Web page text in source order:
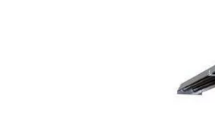
Ventilateur
Ventilateur de sol
Ventilateur sur pied